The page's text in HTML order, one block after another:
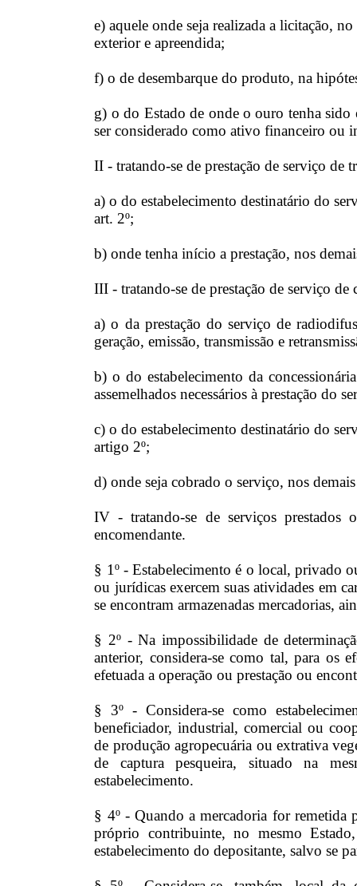
e) aquele onde seja realizada a licitação,
exterior e apreendida;
f) o de desembarque do produto, na
g) o do Estado de onde o ouro tenha sido
ser considerado como ativo financeiro ou
II - tratando-se de prestação de serviço de
a) o do estabelecimento destinatário do
art. 2º;
b) onde tenha início a prestação, nos
III - tratando-se de prestação de serviço de
a) o da prestação do serviço de
geração, emissão, transmissão e
b) o do estabelecimento da
assemelhados necessários à prestação do
c) o do estabelecimento destinatário do
artigo 2º;
d) onde seja cobrado o serviço, nos demais
IV - tratando-se de serviços prestados
encomendante.
§ 1º - Estabelecimento é o local, privado
ou jurídicas exercem suas atividades em
se encontram armazenadas mercadorias,
§ 2º - Na impossibilidade de
anterior, considera-se como tal, para os
efetuada a operação ou prestação ou
§ 3º - Considera-se como
beneficiador, industrial, comercial ou
de produção agropecuária ou extrativa
de captura pesqueira, situado na
estabelecimento.
§ 4º - Quando a mercadoria for remetida
próprio contribuinte, no mesmo
estabelecimento do depositante, salvo se